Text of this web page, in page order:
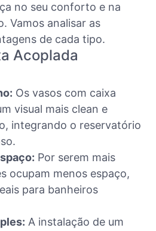
no seu conforto e na
Vamos analisar as
de cada tipo.
Acoplada
Os vasos com caixa
visual mais clean e
integrando o reservatório
Por serem mais
ocupam menos espaço,
para banheiros
A instalação de um